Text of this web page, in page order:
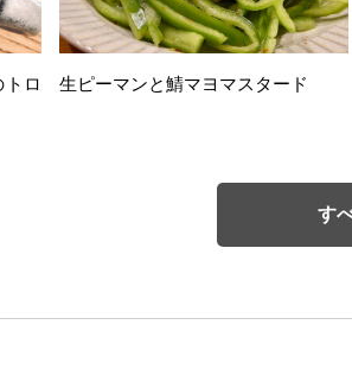
ロ
生ピーマンと鯖マヨマスタード
す